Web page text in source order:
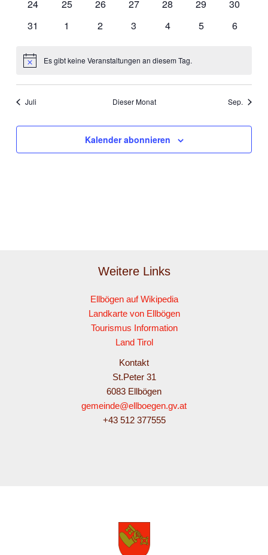
0
24
0
25
0
26
0
27
0
28
0
29
0
30
0
31
0
1
0
2
0
3
0
4
0
5
0
6
HinweisEs gibt keine Veranstaltungen an diesem Tag.
Juli Dieser Monat Sep.
Kalender abonnieren
Weitere Links
Ellbögen auf Wikipedia
Landkarte von Ellbögen
Tourismus Information
Land Tirol
Kontakt
St.Peter 31
6083 Ellbögen
gemeinde@ellboegen.gv.at
+43 512 377555